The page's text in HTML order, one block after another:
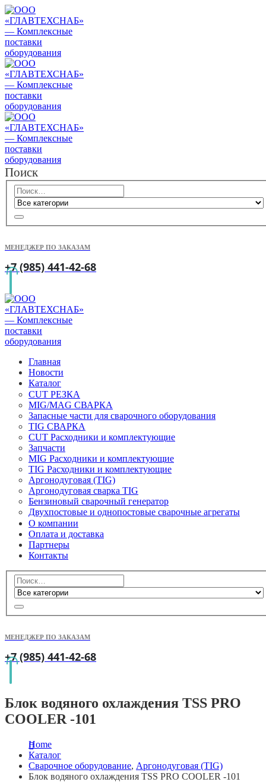
Поиск
МЕНЕДЖЕР ПО ЗАКАЗАМ
+7 (985) 441-42-68
Главная
Новости
Каталог
CUT РЕЗКА
MIG/MAG СВАРКА
Запасные части для сварочного оборудования
TIG СВАРКА
CUT Расходники и комплектующие
Запчасти
MIG Расходники и комплектующие
TIG Расходники и комплектующие
Аргонодуговая (TIG)
Аргонодуговая сварка TIG
Бензиновый сварочный генератор
Двухпостовые и однопостовые сварочные агрегаты
О компании
Оплата и доставка
Партнеры
Контакты
МЕНЕДЖЕР ПО ЗАКАЗАМ
+7 (985) 441-42-68
Блок водяного охлаждения TSS PRO
COOLER -101
Home
Каталог
Сварочное оборудование, Аргонодуговая (TIG)
Блок водяного охлаждения TSS PRO COOLER -101